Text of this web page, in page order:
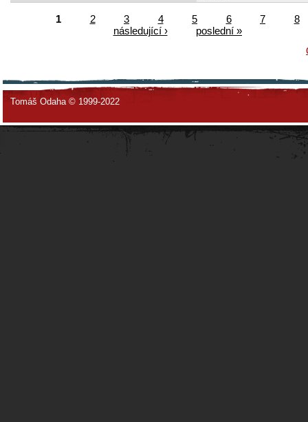
1 2 3 4 5 6 7
8
následující ›
poslední »
Tomáš Odaha © 1999-2022